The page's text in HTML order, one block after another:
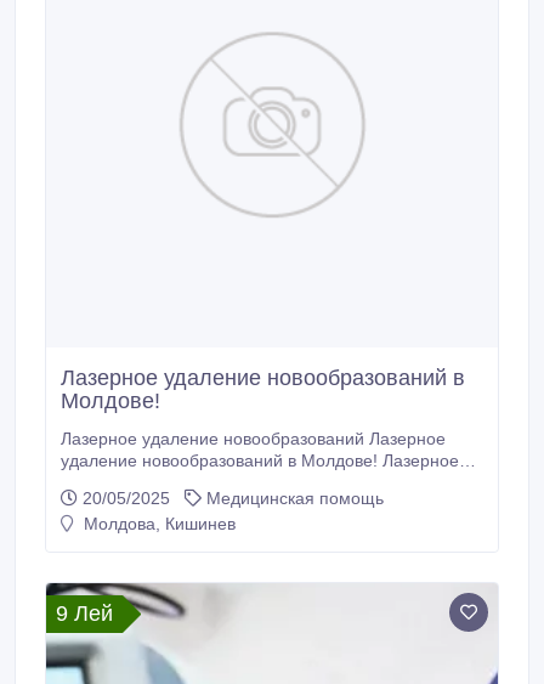
Лазерное удаление новообразований в
Молдове!
Лазерное удаление новообразований Лазерное
удаление новообразований в Молдове! Лазерное
кожи в кабинете лазерной хирургии "LaserMed" в
Молдове (Кишинев)! Удаление новообразований
20/05/2025
Медицинская помощь
Молдова, Кишинев
9 Лей